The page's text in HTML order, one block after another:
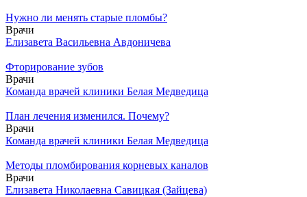
Нужно ли менять старые пломбы?
Врачи
Елизавета Васильевна Авдоничева
Фторирование зубов
Врачи
Команда врачей клиники Белая Медведица
План лечения изменился. Почему?
Врачи
Команда врачей клиники Белая Медведица
Методы пломбирования корневых каналов
Врачи
Елизавета Николаевна Савицкая (Зайцева)